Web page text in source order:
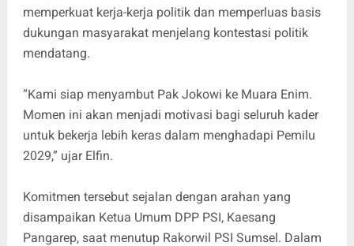
memperkuat kerja-kerja politik dan memperluas basis
dukungan masyarakat menjelang kontestasi politik
mendatang.
“Kami siap menyambut Pak Jokowi ke Muara Enim.
Momen ini akan menjadi motivasi bagi seluruh kader
untuk bekerja lebih keras dalam menghadapi Pemilu
2029,” ujar Elfin.
Komitmen tersebut sejalan dengan arahan yang
disampaikan Ketua Umum DPP PSI, Kaesang
Pangarep, saat menutup Rakorwil PSI Sumsel. Dalam